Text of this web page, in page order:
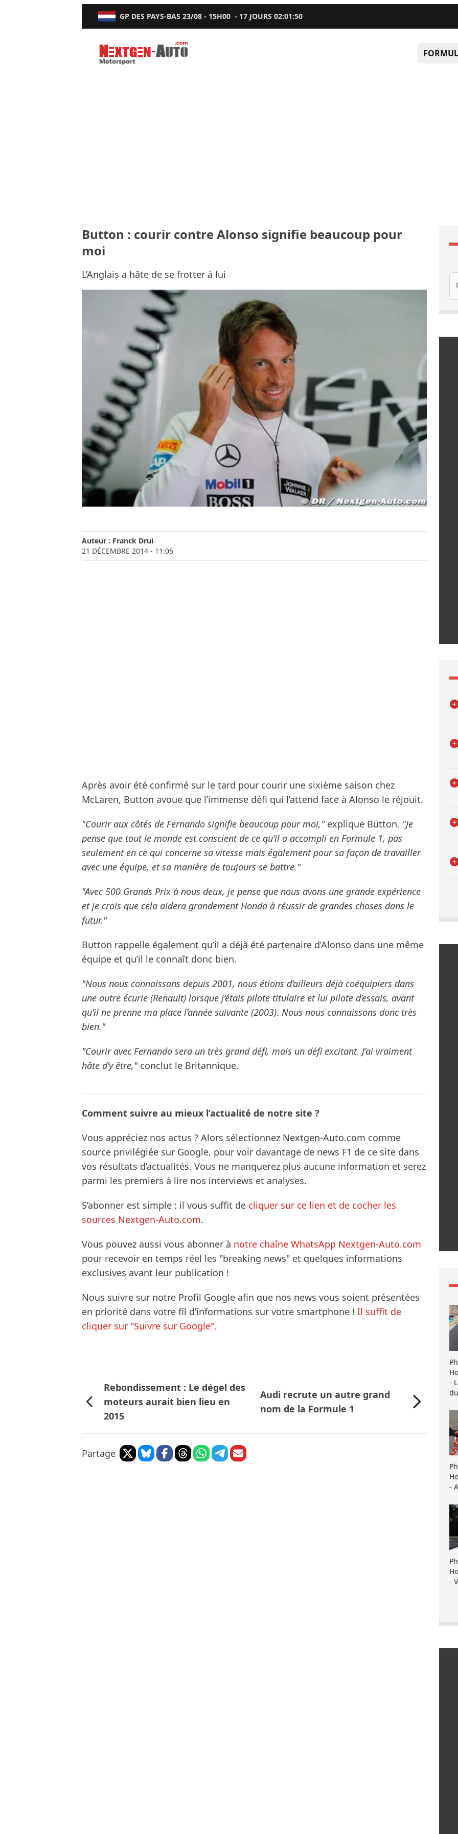
GP DES PAYS-BAS 23/08 - 15H00 - 17 JOURS02:01:49
Nextgen-Auto.com
Button : courir contre Alonso signifie beaucoup pour
moi
L’Anglais a hâte de se frotter à lui
Auteur : Franck Drui
21 DÉCEMBRE 2014 - 11:05
Après avoir été confirmé sur le tard pour courir une sixième saison chez
McLaren, Button avoue que l’immense défi qui l’attend face à Alonso le réjouit.
"Courir aux côtés de Fernando signifie beaucoup pour moi,"explique Button. "Je
pense que tout le monde est conscient de ce qu’il a accompli en Formule 1, pas
seulement en ce qui concerne sa vitesse mais également pour sa façon de travailler
avec une équipe, et sa manière de toujours se battre."
"Avec 500 Grands Prix à nous deux, je pense que nous avons une grande expérience
et je crois que cela aidera grandement Honda à réussir de grandes choses dans le
futur."
Button rappelle également qu’il a déjà été partenaire d’Alonso dans une même
équipe et qu’il le connaît donc bien.
"Nous nous connaissans depuis 2001, nous étions d’ailleurs déjà coéquipiers dans
une autre écurie (Renault) lorsque j’étais pilote titulaire et lui pilote d’essais, avant
qu’il ne prenne ma place l’année suivante (2003). Nous nous connaissons donc très
bien."
"Courir avec Fernando sera un très grand défi, mais un défi excitant. J’ai vraiment
hâte d’y être,"conclut le Britannique.
Comment suivre au mieux l’actualité de notre site ?
Vous appréciez nos actus ? Alors sélectionnez Nextgen-Auto.com comme
source privilégiée sur Google, pour voir davantage de news F1 de ce site dans
vos résultats d’actualités. Vous ne manquerez plus aucune information et serez
parmi les premiers à lire nos interviews et analyses.
S’abonner est simple : il vous suffit de cliquer sur ce lien et de cocher les
sources Nextgen-Auto.com.
Vous pouvez aussi vous abonner à notre chaîne WhatsApp Nextgen-Auto.com
pour recevoir en temps réel les "breaking news" et quelques informations
exclusives avant leur publication !
Nous suivre sur notre Profil Google afin que nos news vous soient présentées
en priorité dans votre fil d’informations sur votre smartphone ! Il suffit de
cliquer sur "Suivre sur Google".
Rebondissement : Le dégel des
moteurs aurait bien lieu en
2015
Audi recrute un autre grand
nom de la Formule 1
Partage
-
-
-